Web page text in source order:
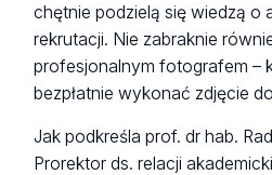
chętnie podzielą się wiedzą o
rekrutacji. Nie zabraknie
profesjonalnym fotografem –
bezpłatnie wykonać zdjęcie
Jak podkreśla prof. dr hab.
Prorektor ds. relacji